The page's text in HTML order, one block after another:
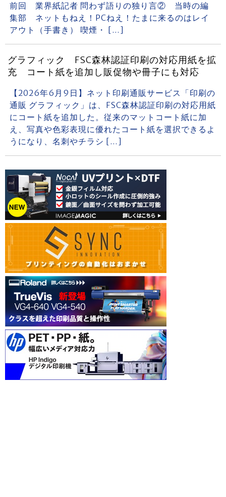
前回 業界紙記者 問わず語りの独り言② 当時の編
集部 ネットもねえ！PCねえ！たまに来るのはレイ
アウト（手書き） 喫煙・ […]
グラフィック FSC森林認証印刷の対応用紙を拡
充 コート紙を追加し販促物や冊子にも対応
【2026年6月9日】ネット印刷通販サービス「印刷の
通販 グラフィック」は、FSC森林認証印刷の対応用紙
にコート紙を追加した。従来のマットコート紙に加
え、写真や色彩表現に優れたコート紙を選択できるよ
うになり、名刺やチラシ […]